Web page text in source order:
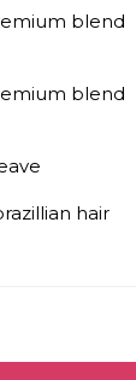
blend
blend
hair